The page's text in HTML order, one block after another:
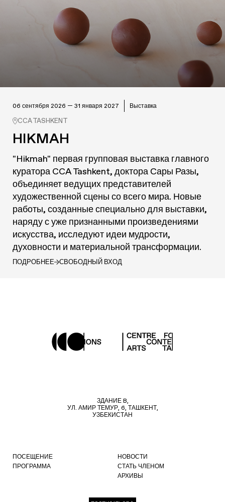
06 сентября 2026 — 31 января 2027 Выставка
CCA TASHKENT
HIKMAH
"Hikmah" первая групповая выставка главного
куратора CCA Tashkent, доктора Сары Разы,
объединяет ведущих представителей
художественной сцены со всего мира. Новые
работы, созданные специально для выставки,
наряду с уже признанными произведениями
искусства, исследуют идеи мудрости,
духовности и материальной трансформации.
ПОДРОБНЕЕ СВОБОДНЫЙ ВХОД
ЗДАНИЕ B,
УЛ. АМИР ТЕМУР, 6, ТАШКЕНТ,
УЗБЕКИСТАН
ПОСЕЩЕНИЕ
ПРОГРАММА
НОВОСТИ
СТАТЬ ЧЛЕНОМ
АРХИВЫ